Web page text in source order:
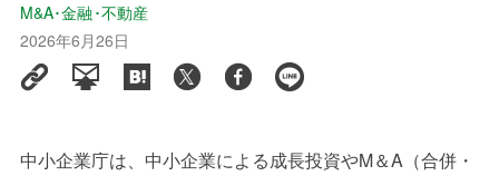
M&A･金融･不動産
2026年6月26日
中小企業庁は、中小企業による成長投資やM＆A（合併・